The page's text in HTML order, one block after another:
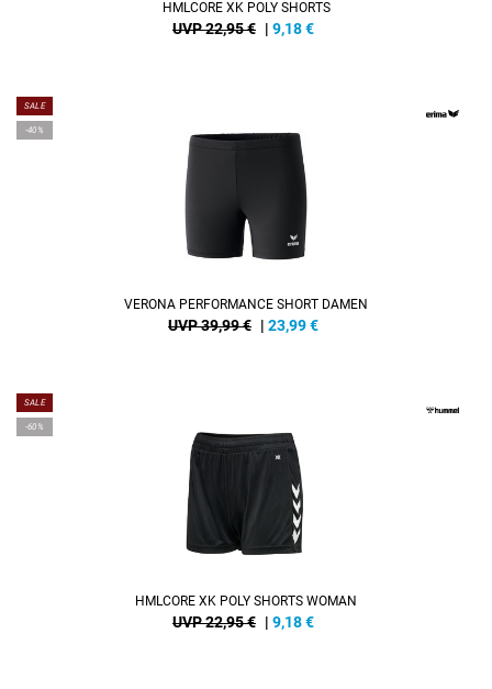
HMLCORE XK POLY SHORTS
UVP 22,95 € | 9,18€
SALE
-40%
VERONA PERFORMANCE SHORT DAMEN
UVP 39,99 € | 23,99€
SALE
-60%
HMLCORE XK POLY SHORTS WOMAN
UVP 22,95 € | 9,18€